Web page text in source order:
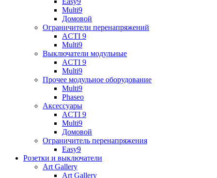
Multi9
Домовой
Ограничители перенапряжений
ACTI 9
Multi9
Выключатели модульные
ACTI 9
Multi9
Прочее модульное оборудование
Multi9
Phaseo
Аксессуары
ACTI 9
Multi9
Домовой
Ограничитель перенапряжения
Easy9
Розетки и выключатели
Art Gallery
Art Gallery